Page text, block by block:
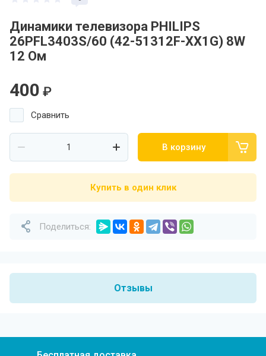
Динамики телевизора PHILIPS
26PFL3403S/60 (42-51312F-XX1G) 8W
12 Ом
400 ₽
Сравнить
В корзину
Купить в один клик
Поделиться:
Отзывы